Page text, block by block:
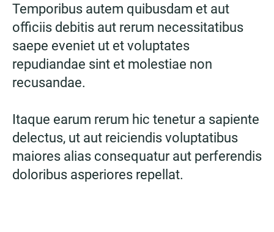
Temporibus autem quibusdam et aut
officiis debitis aut rerum necessitatibus
saepe eveniet ut et voluptates
repudiandae sint et molestiae non
recusandae.
Itaque earum rerum hic tenetur a sapiente
delectus, ut aut reiciendis voluptatibus
maiores alias consequatur aut perferendis
doloribus asperiores repellat.